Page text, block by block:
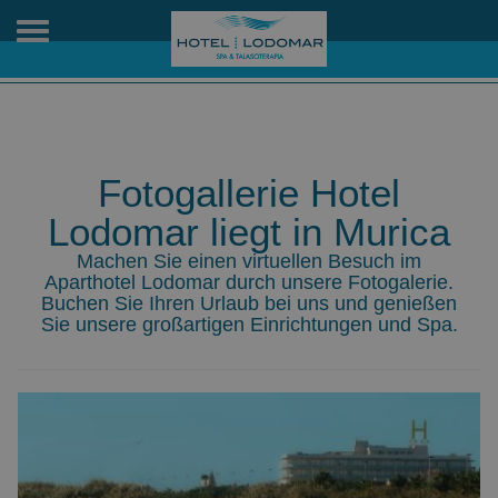
Toggle
Fotogallerie Hotel
Lodomar liegt in Murica
Machen Sie einen virtuellen Besuch im
Aparthotel Lodomar durch unsere Fotogalerie.
Buchen Sie Ihren Urlaub bei uns und genießen
Sie unsere großartigen Einrichtungen und Spa.